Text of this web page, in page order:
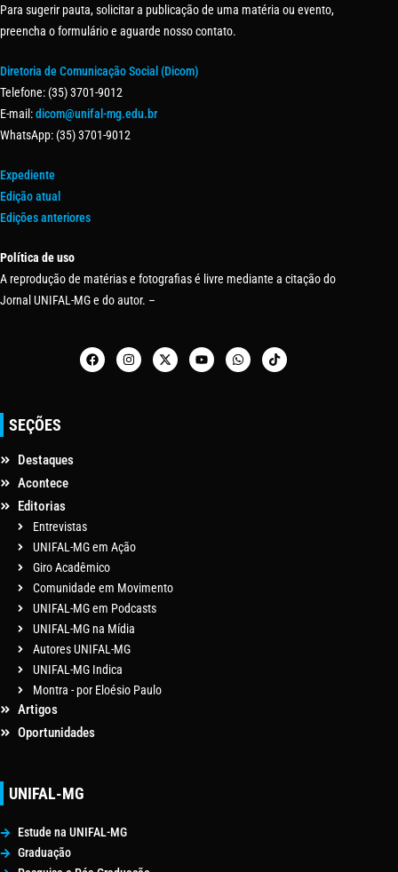
Para sugerir pauta, solicitar a publicação de uma matéria ou evento,
preencha o formulário e aguarde nosso contato.
Diretoria de Comunicação Social (Dicom)
Telefone: (35) 3701-9012
E-mail:dicom@unifal-mg.edu.br
WhatsApp: (35) 3701-9012
Expediente
Edição atual
Edições anteriores
Política de uso
A reprodução de matérias e fotografias é livre mediante a citação do
Jornal UNIFAL-MG e do autor. –
SEÇÕES
Destaques
Acontece
Editorias
Entrevistas
UNIFAL-MG em Ação
Giro Acadêmico
Comunidade em Movimento
UNIFAL-MG em Podcasts
UNIFAL-MG na Mídia
Autores UNIFAL-MG
UNIFAL-MG Indica
Montra - por Eloésio Paulo
Artigos
Oportunidades
UNIFAL-MG
Estude na UNIFAL-MG
Graduação